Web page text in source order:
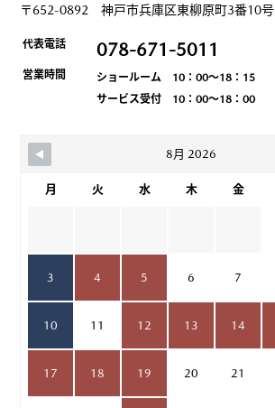
〒652-0892 神戸市兵庫区東柳原町3番10号
代表電話 078-671-5011
営業時間
ショールーム 10：00～18：15
サービス受付 10：00～18：00
8月 2026
月 火 水 木 金
3 4 5 6 7
10 11 12 13 14
17 18 19 20 21